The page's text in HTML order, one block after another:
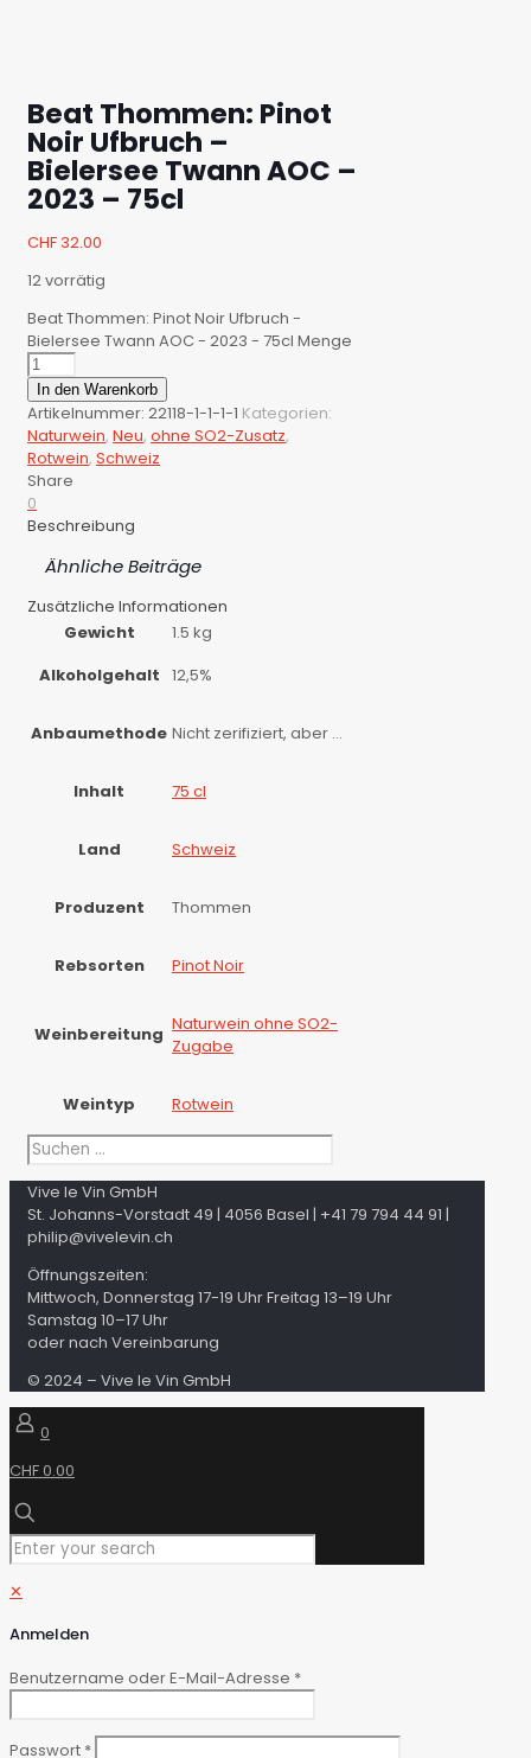
Beat Thommen: Pinot
Noir Ufbruch –
Bielersee Twann AOC –
2023 – 75cl
CHF32.00
12 vorrätig
Beat Thommen: Pinot Noir Ufbruch -
Bielersee Twann AOC - 2023 - 75cl Menge
In den Warenkorb
Artikelnummer: 22118-1-1-1-1 Kategorien:
Naturwein, Neu, ohne SO2-Zusatz,
Rotwein, Schweiz
Share
0
Beschreibung
Ähnliche Beiträge
Zusätzliche Informationen
Gewicht
1.5 kg
Alkoholgehalt 12,5%
Anbaumethode Nicht zerifiziert, aber …
Inhalt 75 cl
Land Schweiz
Produzent Thommen
Rebsorten Pinot Noir
Weinbereitung Naturwein ohne SO2-
Zugabe
Weintyp Rotwein
Vive le Vin GmbH
St. Johanns-Vorstadt 49 | 4056 Basel | +41 79 794 44 91 |
philip@vivelevin.ch
Öffnungszeiten:
Mittwoch, Donnerstag 17-19 Uhr Freitag 13–19 Uhr
Samstag 10–17 Uhr
oder nach Vereinbarung
© 2024 – Vive le Vin GmbH
0
CHF 0.00
✕
Anmelden
Benutzername oder E-Mail-Adresse *
Passwort *